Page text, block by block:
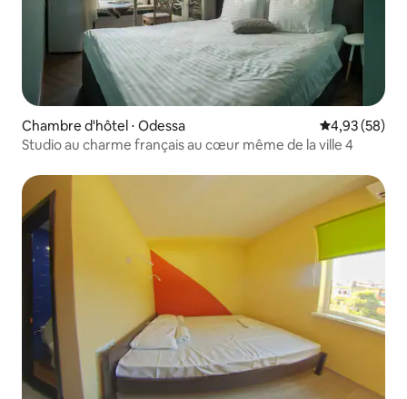
Chambre d'hôtel ⋅ Odessa Évaluation
4,93 (58)
Studio au charme français au cœur même de la ville 4